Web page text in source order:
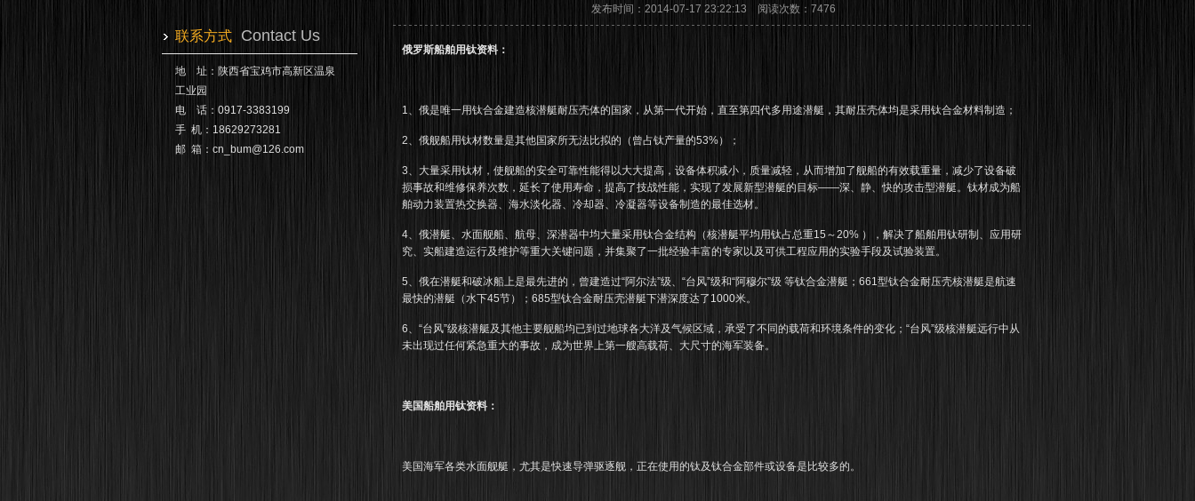
联系方式 Contact Us
地 址：陕西省宝鸡市高新区温泉
工业园
电 话：0917-3383199
手 机：18629273281
邮 箱： cn_bum@126.com
发布时间：2014-07-17 23:22:13 阅读次数：7476
俄罗斯船舶用钛资料：
1、俄是唯一用钛合金建造核潜艇耐压壳体的国家，从第一代开始，直至第四代多用途潜艇，其耐压壳体均是采用钛合金材料制造；
2、俄舰船用钛材数量是其他国家所无法比拟的（曾占钛产量的53%）；
3、大量采用钛材，使舰船的安全可靠性能得以大大提高，设备体积减小，质量减轻，从而增加了舰船的有效载重量，减少了设备破
损事故和维修保养次数，延长了使用寿命，提高了技战性能，实现了发展新型潜艇的目标——深、静、快的攻击型潜艇。钛材成为船
舶动力装置热交换器、海水淡化器、冷却器、冷凝器等设备制造的最佳选材。
4、俄潜艇、水面舰船、航母、深潜器中均大量采用钛合金结构（核潜艇平均用钛占总重15～20% ），解决了船舶用钛研制、应用研
究、实船建造运行及维护等重大关键问题，并集聚了一批经验丰富的专家以及可供工程应用的实验手段及试验装置。
5、俄在潜艇和破冰船上是最先进的，曾建造过“阿尔法”级、“台风”级和“阿穆尔”级 等钛合金潜艇；661型钛合金耐压壳核潜艇是航速
最快的潜艇（水下45节）；685型钛合金耐压壳潜艇下潜深度达了1000米。
6、“台风”级核潜艇及其他主要舰船均已到过地球各大洋及气候区域，承受了不同的载荷和环境条件的变化；“台风”级核潜艇远行中从
未出现过任何紧急重大的事故，成为世界上第一艘高载荷、大尺寸的海军装备。
美国船舶用钛资料：
美国海军各类水面舰艇，尤其是快速导弹驱逐舰，正在使用的钛及钛合金部件或设备是比较多的。